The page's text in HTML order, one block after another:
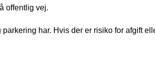
offentlig vej.
har. Hvis der er risiko for afgift